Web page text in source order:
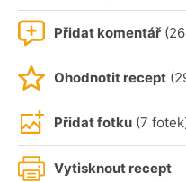
Přidat komentář
Ohodnotit recept
Přidat fotku (7
Vytisknout recept